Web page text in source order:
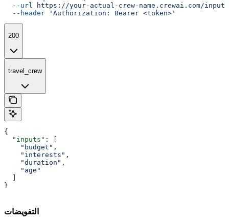
  --url
https://your-actual-crew-name.crewai.com/inputs
  --header
'Authorization: Bearer <token>'
200
travel_crew
{
  "inputs"
: [
    "budget"
,
    "interests"
,
    "duration"
,
    "age"
}
التفويضات